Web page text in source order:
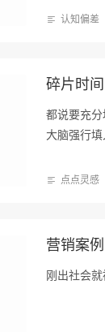
认知偏差
碎片时间
都说要充
大脑强行
点点灵感
营销案例
刚出社会